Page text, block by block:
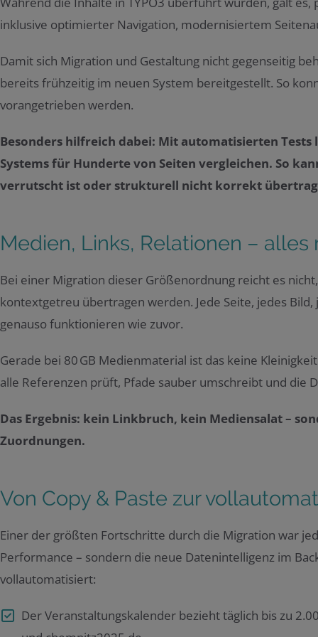
inklusive optimierter Navigation, modernisiertem
Damit sich Migration und Gestaltung nicht gegenseitig
bereits frühzeitig im neuen System bereitgestellt. So
vorangetrieben werden.
Besonders hilfreich dabei: Mit automatisierten Tests
Systems für Hunderte von Seiten vergleichen. So
verrutscht ist oder strukturell nicht korrekt
Medien, Links, Relationen –
Bei einer Migration dieser Größenordnung reicht es
kontextgetreu übertragen werden. Jede Seite, jedes
genauso funktionieren wie zuvor.
Gerade bei 80 GB Medienmaterial ist das keine
alle Referenzen prüft, Pfade sauber umschreibt und die
Das Ergebnis: kein Linkbruch, kein Mediensalat –
Zuordnungen.
Von Copy & Paste zur
Einer der größten Fortschritte durch die Migration war
Performance – sondern die neue Datenintelligenz im
vollautomatisiert:
Der Veranstaltungskalender bezieht täglich bis zu